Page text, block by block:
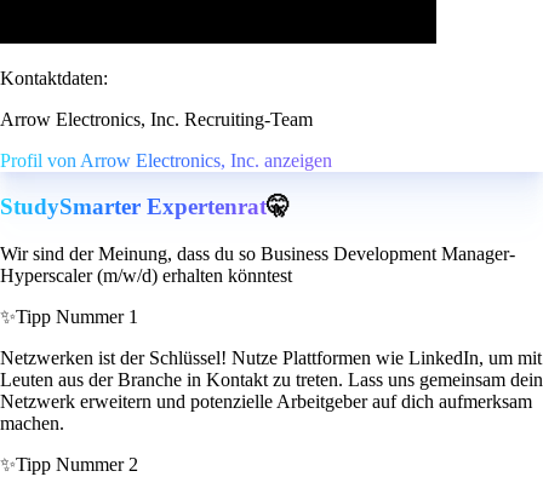
Kontaktdaten:
Arrow Electronics, Inc. Recruiting-Team
Profil von Arrow Electronics, Inc. anzeigen
StudySmarter Expertenrat🤫
Wir sind der Meinung, dass du so Business Development Manager-
Hyperscaler (m/w/d) erhalten könntest
✨Tipp Nummer 1
Netzwerken ist der Schlüssel! Nutze Plattformen wie LinkedIn, um mit
Leuten aus der Branche in Kontakt zu treten. Lass uns gemeinsam dein
Netzwerk erweitern und potenzielle Arbeitgeber auf dich aufmerksam
machen.
✨Tipp Nummer 2